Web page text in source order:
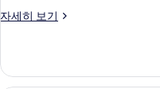
리
윈
자세히 보기
오
패